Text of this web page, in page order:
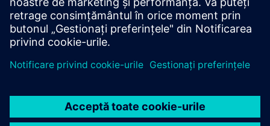
baza de date pentru import
backup-ul sistemelor vechi;